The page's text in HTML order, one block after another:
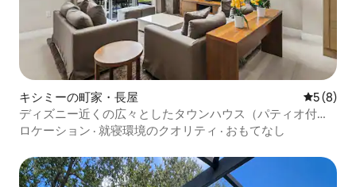
キシミーの町家・長屋 レビュー
5 (8)
ディズニー近くの広々としたタウンハウス（パティオ付
き）
ロケーション · 就寝環境のクオリティ · おもてなし